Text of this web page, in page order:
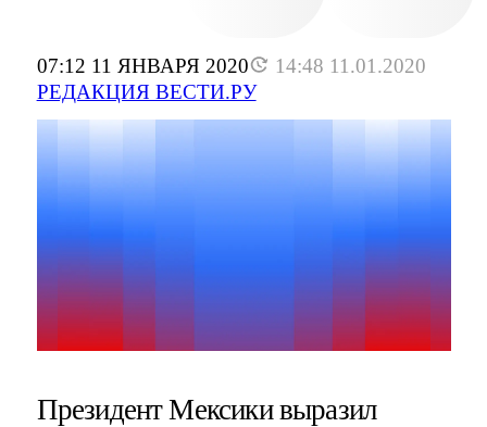
07:12 11 ЯНВАРЯ 2020
14:48 11.01.2020
РЕДАКЦИЯ ВЕСТИ.РУ
Президент Мексики выразил